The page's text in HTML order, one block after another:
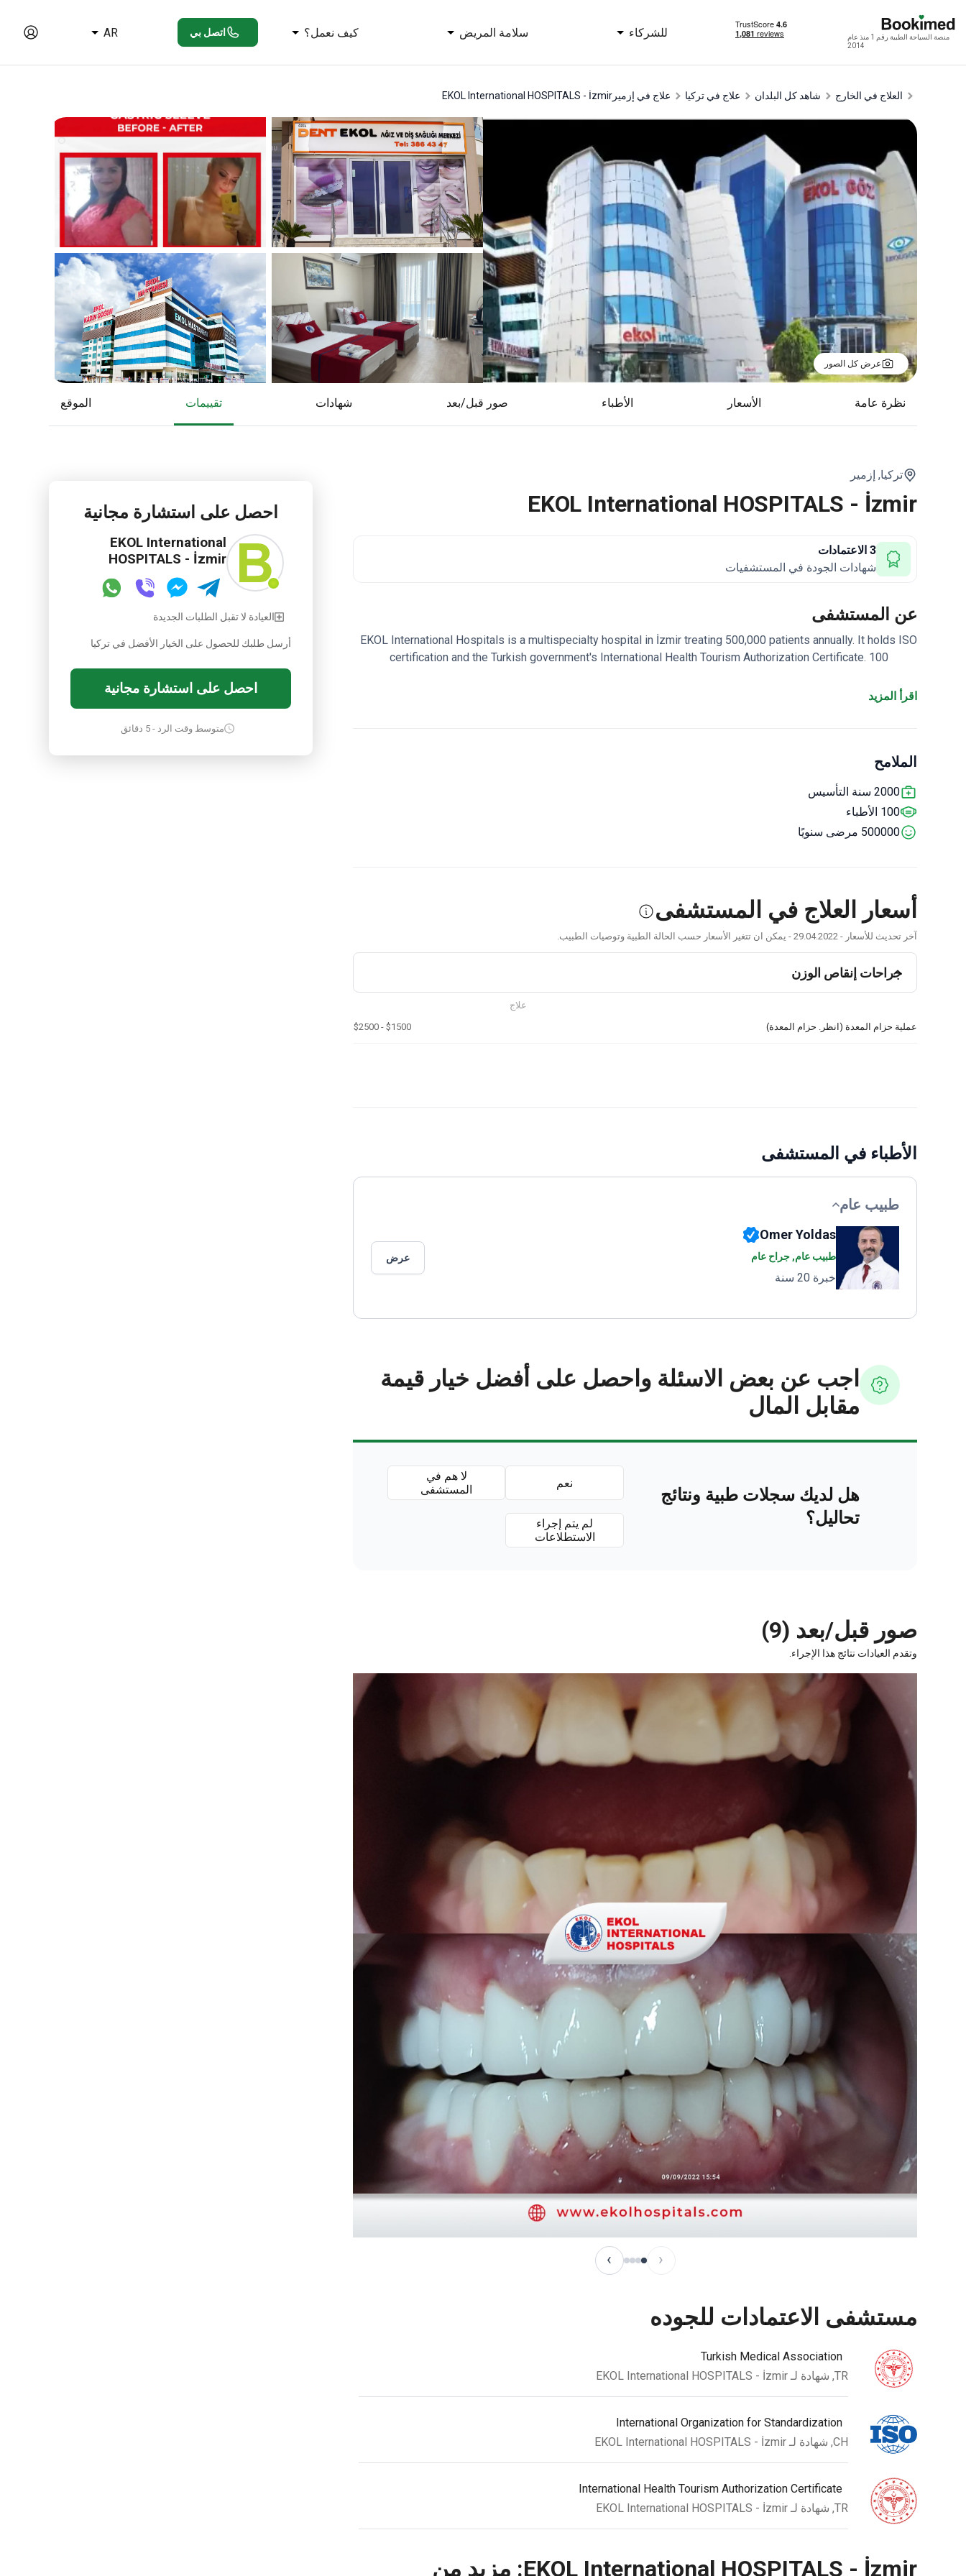
منصة السياحة الطبية رقم 1 منذ عام
2014
للشركاء سلامة المريض كيف نعمل؟ اتصل بي AR
العلاج في الخارج شاهد كل البلدان علاج في تركيا علاج في إزمير EKOL International HOSPITALS - İzmir
عرض كل الصور
نظرة عامة الأسعار الأطباء صور قبل/بعد شهادات تقييمات الموقع
تركيا, إزمير
EKOL International HOSPITALS - İzmir
3 الاعتمادات
شهادات الجودة في المستشفيات
عن المستشفى
EKOL International Hospitals is a multispecialty hospital in İzmir treating 500,000 patients annually. It holds ISO
certification and the Turkish government's International Health Tourism Authorization Certificate. 100
Medical Association.
اقرأ المزيد
الملامح
2000 سنة التأسيس
100 الأطباء
500000 مرضى سنويًا
أسعار العلاج في المستشفى
آخر تحديث للأسعار - 29.04.2022 - يمكن ان تتغير الأسعار حسب الحالة الطبية وتوصيات الطبيب.
جراحات إنقاص الوزن
علاج
عملية حزام المعدة (انظر. حزام المعدة)
$1500 - $2500
الأطباء في المستشفى
طبيب عام
Omer Yoldas
طبيب عام, جراح عام
خبرة 20 سنة
عرض
اجب عن بعض الاسئلة واحصل على أفضل خيار قيمة
مقابل المال
هل لديك سجلات طبية ونتائج
تحاليل؟
نعم
لا هم في
المستشفى
لم يتم إجراء
الاستطلاعات
صور قبل/بعد (9)
وتقدم العيادات نتائج هذا الإجراء.
‹
›
مستشفى الاعتمادات للجوده
Turkish Medical Association
TR, شهادة لـ EKOL International HOSPITALS - İzmir
International Organization for Standardization
CH, شهادة لـ EKOL International HOSPITALS - İzmir
International Health Tourism Authorization Certificate
TR, شهادة لـ EKOL International HOSPITALS - İzmir
EKOL International HOSPITALS - İzmir: مزيد من
احصل على استشارة مجانية
EKOL International
HOSPITALS - İzmir
العيادة لا تقبل الطلبات الجديدة
أرسل طلبك للحصول على الخيار الأفضل في تركيا
احصل على استشارة مجانية
متوسط وقت الرد - 5 دقائق